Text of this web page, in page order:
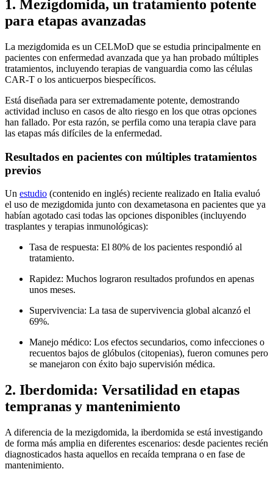
1. Mezigdomida, un tratamiento potente
para etapas avanzadas
La mezigdomida es un CELMoD que se estudia principalmente en
pacientes con enfermedad avanzada que ya han probado múltiples
tratamientos, incluyendo terapias de vanguardia como las células
CAR-T o los anticuerpos biespecíficos.
Está diseñada para ser extremadamente potente, demostrando
actividad incluso en casos de alto riesgo en los que otras opciones
han fallado. Por esta razón, se perfila como una terapia clave para
las etapas más difíciles de la enfermedad.
Resultados en pacientes con múltiples tratamientos
previos
Un estudio (contenido en inglés) reciente realizado en Italia evaluó
el uso de mezigdomida junto con dexametasona en pacientes que ya
habían agotado casi todas las opciones disponibles (incluyendo
trasplantes y terapias inmunológicas):
Tasa de respuesta: El 80% de los pacientes respondió al
tratamiento.
Rapidez: Muchos lograron resultados profundos en apenas
unos meses.
Supervivencia: La tasa de supervivencia global alcanzó el
69%.
Manejo médico: Los efectos secundarios, como infecciones o
recuentos bajos de glóbulos (citopenias), fueron comunes pero
se manejaron con éxito bajo supervisión médica.
2. Iberdomida: Versatilidad en etapas
tempranas y mantenimiento
A diferencia de la mezigdomida, la iberdomida se está investigando
de forma más amplia en diferentes escenarios: desde pacientes recién
diagnosticados hasta aquellos en recaída temprana o en fase de
mantenimiento.